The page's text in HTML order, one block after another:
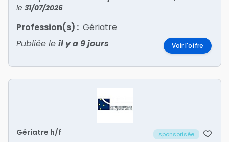
le 31/07/2026
Profession(s) : Gériatre
Publiée le il y a 9 jours Voir l'offre
Gériatre h/f sponsorisée